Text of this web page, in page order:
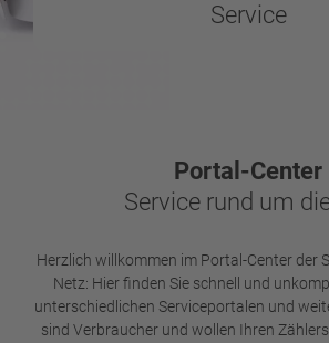
Service
Portal-Center
Service rund um
Herzlich willkommen im Portal-Center der
Netz: Hier finden Sie schnell und
unterschiedlichen Serviceportalen und
sind Verbraucher und wollen Ihren